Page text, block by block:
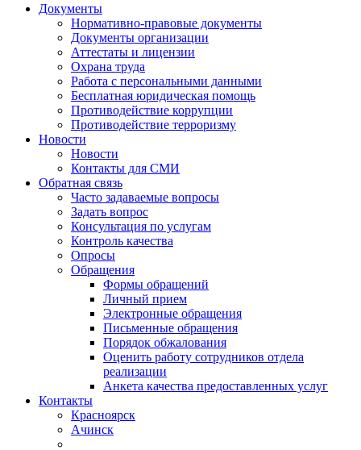
Документы
Нормативно-правовые документы
Документы организации
Аттестаты и лицензии
Охрана труда
Работа с персональными данными
Бесплатная юридическая помощь
Противодействие коррупции
Противодействие терроризму
Новости
Новости
Контакты для СМИ
Обратная связь
Часто задаваемые вопросы
Задать вопрос
Консультация по услугам
Контроль качества
Опросы
Обращения
Формы обращений
Личный прием
Электронные обращения
Письменные обращения
Порядок обжалования
Оценить работу сотрудников отдела
реализации
Анкета качества предоставленных услуг
Контакты
Красноярск
Ачинск